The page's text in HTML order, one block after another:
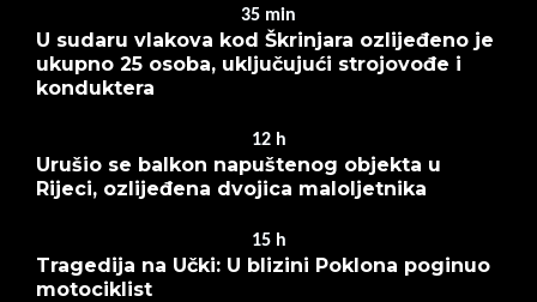
35 min
U sudaru vlakova kod Škrinjara ozlijeđeno je
ukupno 25 osoba, uključujući strojovođe i
konduktera
12 h
Urušio se balkon napuštenog objekta u
Rijeci, ozlijeđena dvojica maloljetnika
15 h
Tragedija na Učki: U blizini Poklona poginuo
motociklist